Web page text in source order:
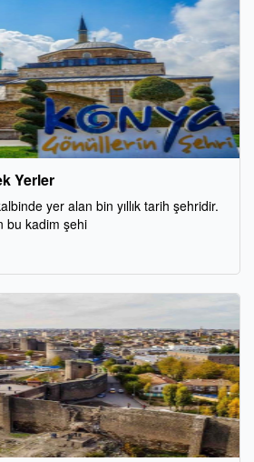
Yerler
yer alan bin yıllık tarih şehridir.
bu kadim şehi